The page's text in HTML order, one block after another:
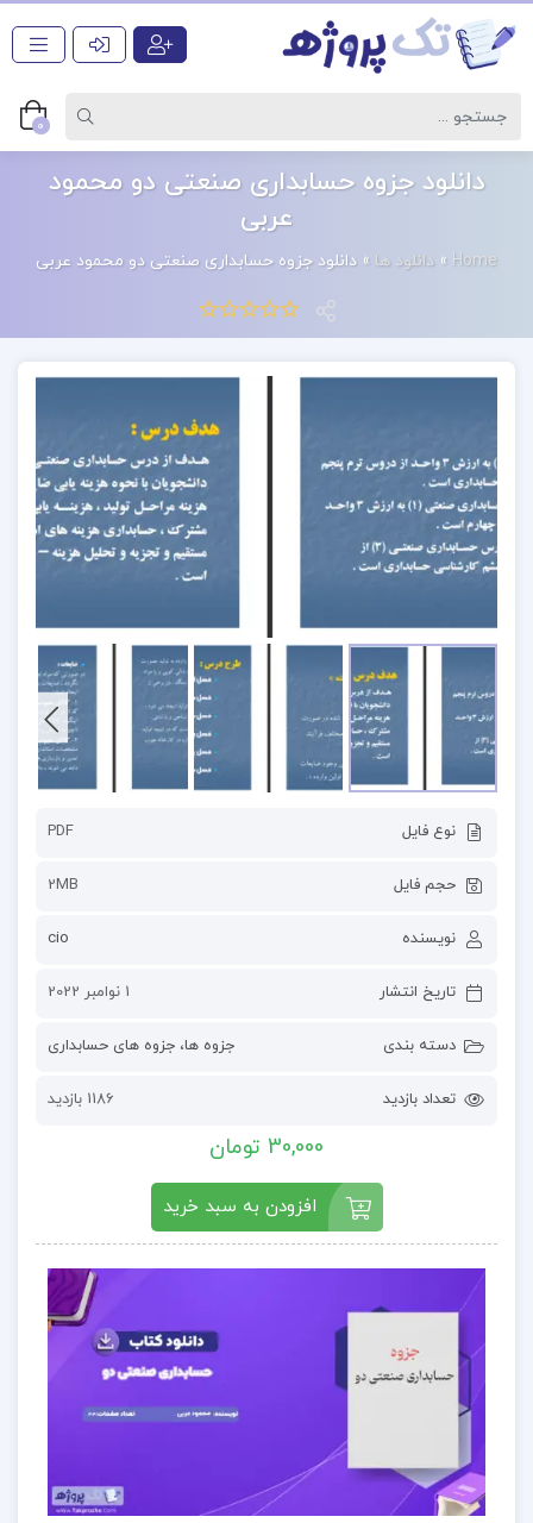
0
دانلود جزوه حسابداری صنعتی دو محمود
عربی
Home
» دانلود ها » دانلود جزوه حسابداری صنعتی دو محمود عربی
نوع فایل PDF
حجم فایل 2MB
نویسنده cio
تاریخ انتشار 1 نوامبر 2022
دسته بندی جزوه ها، جزوه های حسابداری
تعداد بازدید 1186 بازدید
30,000 تومان
افزودن به سبد خرید